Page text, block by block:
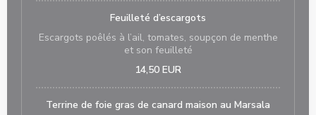
Feuilleté d’escargots
Escargots poêlés à l’ail, tomates, soupçon de menthe
et son feuilleté
14,50 EUR
Terrine de foie gras de canard maison au Marsala